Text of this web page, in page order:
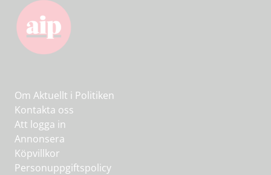
Om Aktuellt i Politiken
Kontakta oss
Att logga in
Annonsera
Köpvillkor
Personuppgiftspolicy